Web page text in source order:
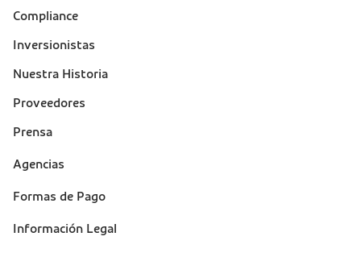
Compliance
Inversionistas
Nuestra Historia
Proveedores
Prensa
Suporte
Agencias
Formas de Pago
Información Legal